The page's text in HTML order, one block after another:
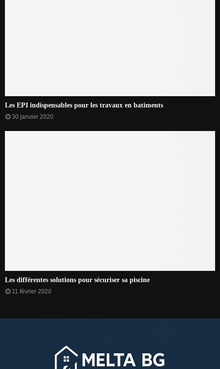
Les EPI indispensables pour les travaux en batiments
30 janvier 2020
Les différentes solutions pour sécuriser sa piscine
11 février 2020